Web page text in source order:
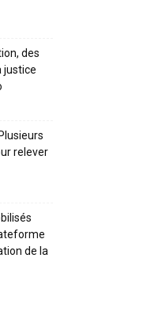
des
justice
relever
de la